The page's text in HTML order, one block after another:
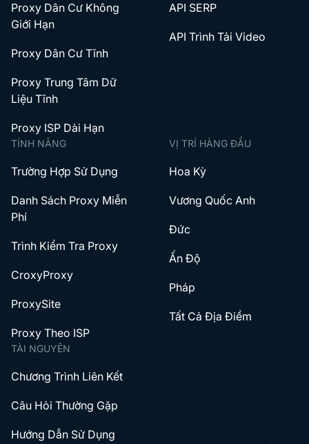
Proxy Dân Cư Không
Giới Hạn
Proxy Dân Cư Tĩnh
Proxy Trung Tâm Dữ
Liệu Tĩnh
Proxy ISP Dài Hạn
API SERP
API Trình Tải Video
TÍNH NĂNG
Trường Hợp Sử Dụng
Danh Sách Proxy Miễn
Phí
Trình Kiểm Tra Proxy
CroxyProxy
ProxySite
Proxy Theo ISP
VỊ TRÍ HÀNG ĐẦU
Hoa Kỳ
Vương Quốc Anh
Đức
Ấn Độ
Pháp
Tất Cả Địa Điểm
TÀI NGUYÊN
Chương Trình Liên Kết
Câu Hỏi Thường Gặp
Hướng Dẫn Sử Dụng